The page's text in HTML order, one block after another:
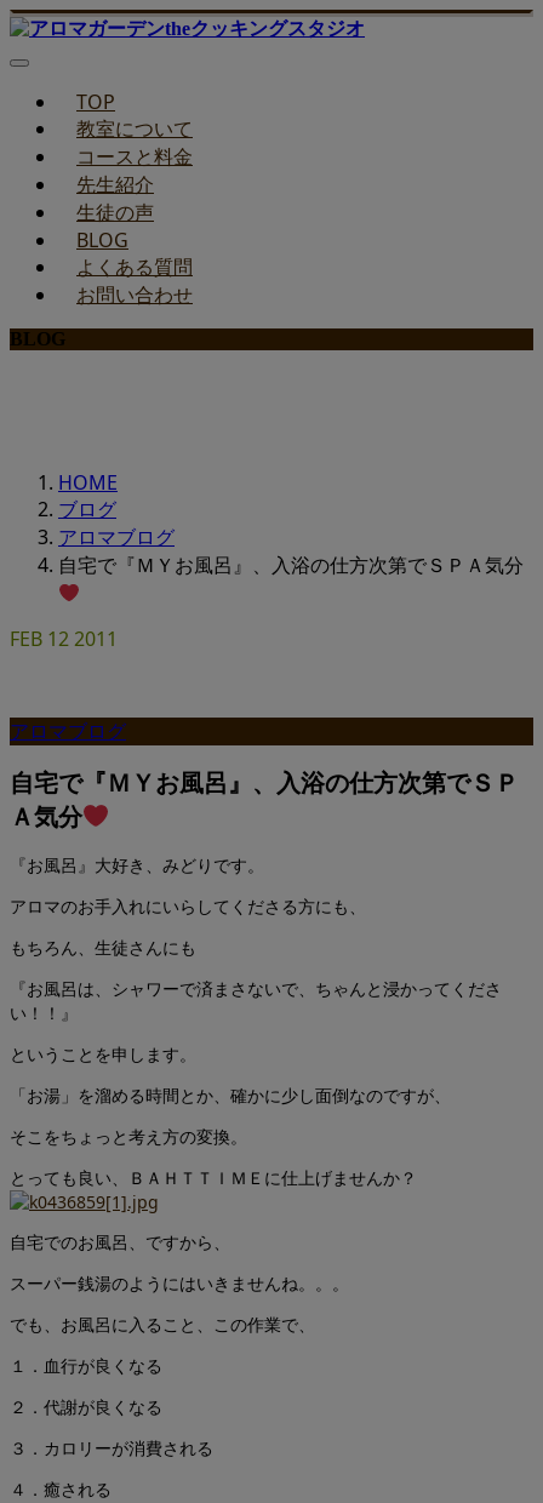
TOP
教室について
コースと料金
先生紹介
生徒の声
BLOG
よくある質問
お問い合わせ
BLOG
HOME
ブログ
アロマブログ
自宅で『ＭＹお風呂』、入浴の仕方次第でＳＰＡ気分
FEB 122011
アロマブログ
自宅で『ＭＹお風呂』、入浴の仕方次第でＳＰ
Ａ気分
『お風呂』大好き、みどりです。
アロマのお手入れにいらしてくださる方にも、
もちろん、生徒さんにも
『お風呂は、シャワーで済まさないで、ちゃんと浸かってくださ
い！！』
ということを申します。
「お湯」を溜める時間とか、確かに少し面倒なのですが、
そこをちょっと考え方の変換。
とっても良い、ＢＡＨＴＴＩＭＥに仕上げませんか？
自宅でのお風呂、ですから、
スーパー銭湯のようにはいきませんね。。。
でも、お風呂に入ること、この作業で、
１．血行が良くなる
２．代謝が良くなる
３．カロリーが消費される
４．癒される